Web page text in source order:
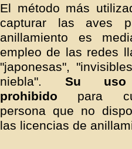
El método más
capturar las aves
anillamiento es
empleo de las redes
"japonesas",
niebla". Su
prohibido para
persona que no
las licencias de